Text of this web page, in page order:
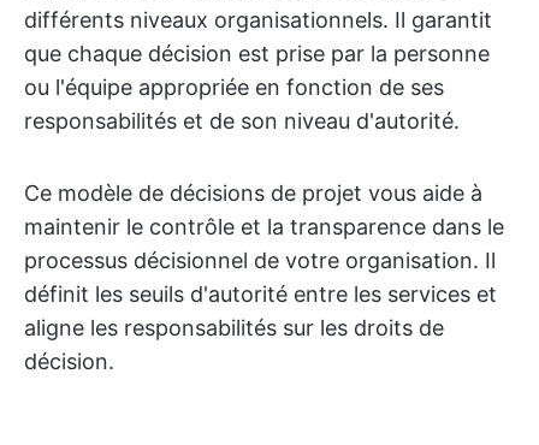
différents niveaux organisationnels. Il garantit
que chaque décision est prise par la personne
ou l'équipe appropriée en fonction de ses
responsabilités et de son niveau d'autorité.
Ce modèle de décisions de projet vous aide à
maintenir le contrôle et la transparence dans le
processus décisionnel de votre organisation. Il
définit les seuils d'autorité entre les services et
aligne les responsabilités sur les droits de
décision.